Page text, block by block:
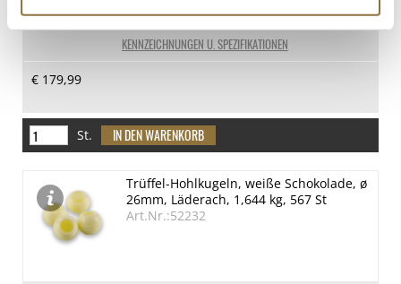
KENNZEICHNUNGEN U. SPEZIFIKATIONEN
€ 179,99
St.
Trüffel-Hohlkugeln, weiße Schokolade, ø
26mm, Läderach, 1,644 kg, 567 St
Art.Nr.:52232